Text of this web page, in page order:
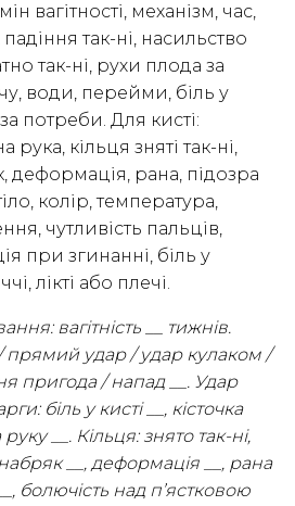
вагітності, механізм, час,
так-ні, насильство
так-ні, рухи плода за
води, перейми, біль у
потреби. Для кисті:
рука, кільця зняті так-ні,
деформація, рана, підозра
колір, температура,
чутливість пальців,
при згинанні, біль у
лікті або плечі.
вагітність __ тижнів.
/ прямий удар / удар кулаком /
пригода / напад __. Удар
біль у кисті __, кісточка
__. Кільця: знято так-ні,
__, деформація __, рана
болючість над п’ястковою